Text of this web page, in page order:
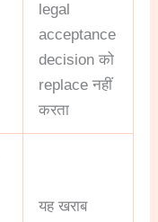
legal
acceptance
decision को
replace नहीं
करता
यह खराब